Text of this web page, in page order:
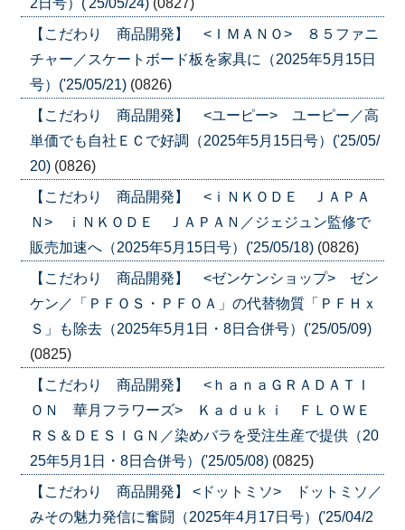
【こだわり 商品開発】 <ＩＭＡＮＯ> ８５ファニ
チャー／スケートボード板を家具に（2025年5月15日
号）('25/05/21) (0826)
【こだわり 商品開発】 <ユーピー> ユーピー／高
単価でも自社ＥＣで好調（2025年5月15日号）('25/05/
20) (0826)
【こだわり 商品開発】 <ｉＮＫＯＤＥ ＪＡＰＡ
Ｎ> ｉＮＫＯＤＥ ＪＡＰＡＮ／ジェジュン監修で
販売加速へ（2025年5月15日号）('25/05/18) (0826)
【こだわり 商品開発】 <ゼンケンショップ> ゼン
ケン／「ＰＦＯＳ・ＰＦＯＡ」の代替物質「ＰＦＨｘ
Ｓ」も除去（2025年5月1日・8日合併号）('25/05/09)
(0825)
【こだわり 商品開発】 <ｈａｎａＧＲＡＤＡＴＩ
ＯＮ 華月フラワーズ> Ｋａｄｕｋｉ ＦＬＯＷＥ
ＲＳ＆ＤＥＳＩＧＮ／染めバラを受注生産で提供（20
25年5月1日・8日合併号）('25/05/08) (0825)
【こだわり 商品開発】 <ドットミソ> ドットミソ／
みその魅力発信に奮闘（2025年4月17日号）('25/04/2